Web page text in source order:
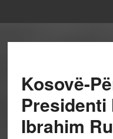
Kosovë-
Ibrahim